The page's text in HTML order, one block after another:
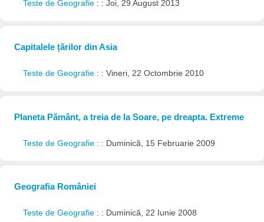
Teste de Geografie : : Joi, 29 August 2013
Capitalele țărilor din Asia
Teste de Geografie : : Vineri, 22 Octombrie 2010
Planeta Pământ, a treia de la Soare, pe dreapta. Extreme
Teste de Geografie : : Duminică, 15 Februarie 2009
Geografia României
Teste de Geografie : : Duminică, 22 Iunie 2008